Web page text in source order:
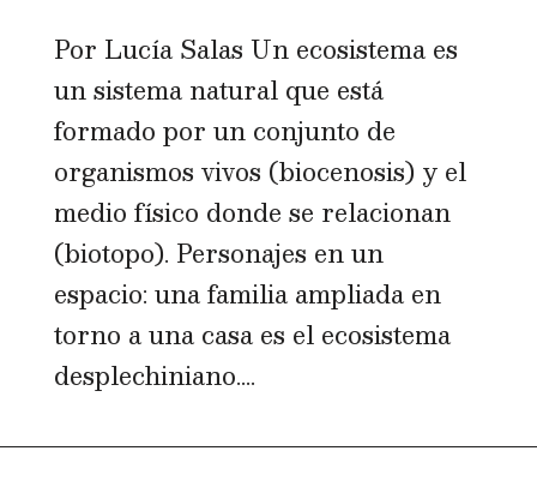
Por Lucía Salas Un ecosistema es
un sistema natural que está
formado por un conjunto de
organismos vivos (biocenosis) y el
medio físico donde se relacionan
(biotopo). Personajes en un
espacio: una familia ampliada en
torno a una casa es el ecosistema
desplechiniano....